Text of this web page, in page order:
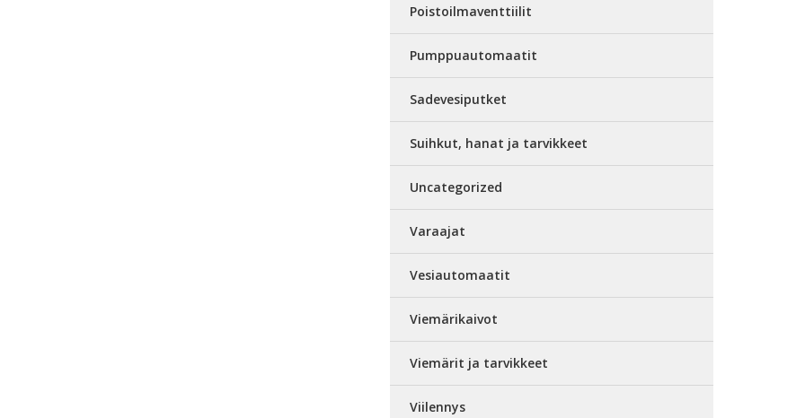
Poistoilmaventtiilit
Pumppuautomaatit
Sadevesiputket
Suihkut, hanat ja tarvikkeet
Uncategorized
Varaajat
Vesiautomaatit
Viemärikaivot
Viemärit ja tarvikkeet
Viilennys